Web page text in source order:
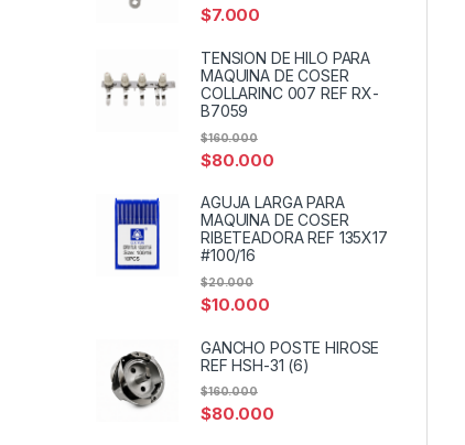
$7.000
TENSION DE HILO PARA
MAQUINA DE COSER
COLLARINC 007 REF RX-
B7059
$80.000
$160.000
AGUJA LARGA PARA
MAQUINA DE COSER
RIBETEADORA REF 135X17
#100/16
$10.000
$20.000
GANCHO POSTE HIROSE
REF HSH-31 (6)
$80.000
$160.000